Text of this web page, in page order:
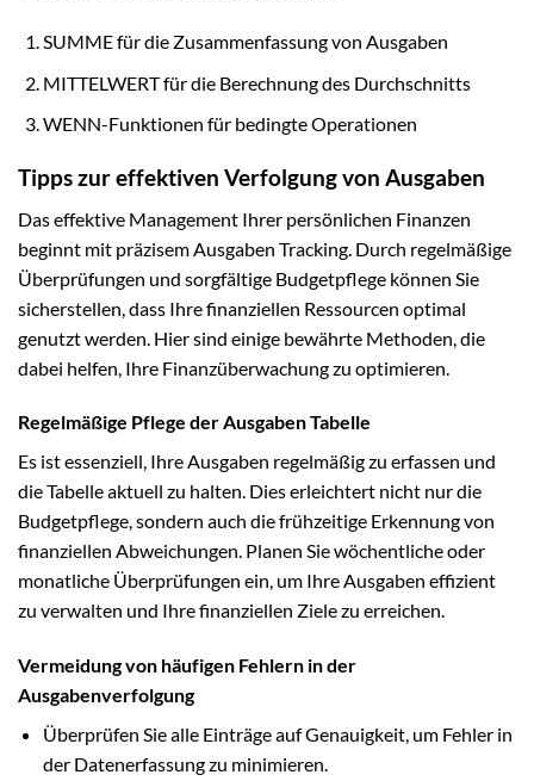
SUMME für die Zusammenfassung von Ausgaben
MITTELWERT für die Berechnung des Durchschnitts
WENN-Funktionen für bedingte Operationen
Tipps zur effektiven Verfolgung von Ausgaben
Das effektive Management Ihrer persönlichen Finanzen
beginnt mit präzisem Ausgaben Tracking. Durch regelmäßige
Überprüfungen und sorgfältige Budgetpflege können Sie
sicherstellen, dass Ihre finanziellen Ressourcen optimal
genutzt werden. Hier sind einige bewährte Methoden, die
dabei helfen, Ihre Finanzüberwachung zu optimieren.
Regelmäßige Pflege der Ausgaben Tabelle
Es ist essenziell, Ihre Ausgaben regelmäßig zu erfassen und
die Tabelle aktuell zu halten. Dies erleichtert nicht nur die
Budgetpflege, sondern auch die frühzeitige Erkennung von
finanziellen Abweichungen. Planen Sie wöchentliche oder
monatliche Überprüfungen ein, um Ihre Ausgaben effizient
zu verwalten und Ihre finanziellen Ziele zu erreichen.
Vermeidung von häufigen Fehlern in der
Ausgabenverfolgung
Überprüfen Sie alle Einträge auf Genauigkeit, um Fehler in
der Datenerfassung zu minimieren.